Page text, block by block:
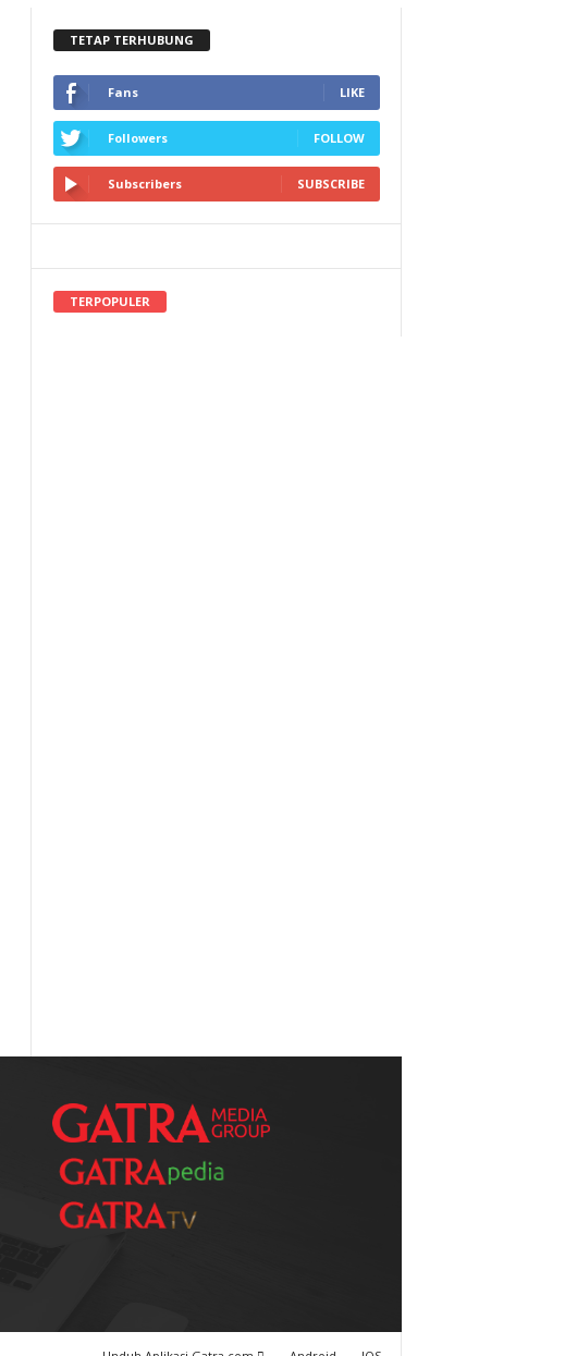
TETAP TERHUBUNG
Fans LIKE
Followers FOLLOW
Subscribers SUBSCRIBE
TERPOPULER